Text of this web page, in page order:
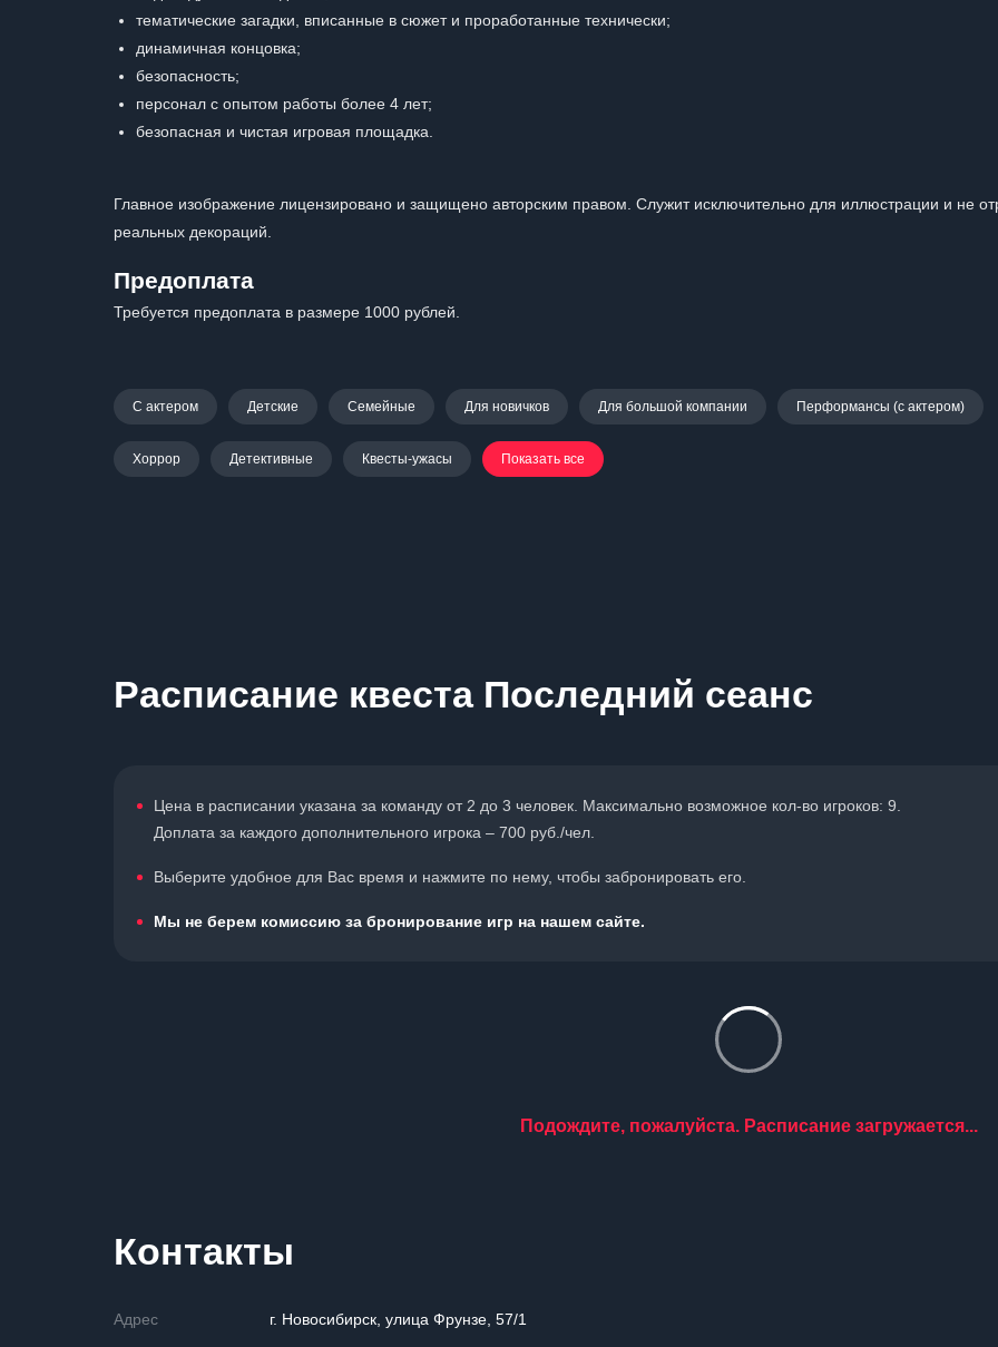
тематические загадки, вписанные в сюжет и проработанные технически;
динамичная концовка;
безопасность;
персонал с опытом работы более 4 лет;
безопасная и чистая игровая площадка.
Главное изображение лицензировано и защищено авторским правом. Служит исключительно для иллюстрации и не
реальных декораций.
Предоплата
Требуется предоплата в размере 1000 рублей.
С актером Детские Семейные Для новичков Для большой компании Перформансы (с актером)
Хоррор Детективные Квесты-ужасы Показать все
Расписание квеста Последний сеанс
Цена в расписании указана за команду от 2 до 3 человек. Максимально возможное кол-во игроков: 9.
Доплата за каждого дополнительного игрока – 700 руб./чел.
Выберите удобное для Вас время и нажмите по нему, чтобы забронировать его.
Мы не берем комиссию за бронирование игр на нашем сайте.
Подождите, пожалуйста. Расписание загружается...
Контакты
Адрес г. Новосибирск, улица Фрунзе, 57/1